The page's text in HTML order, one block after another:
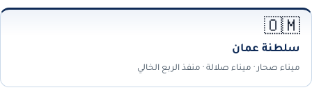
🇴🇲
سلطنة عمان
ميناء صحار · ميناء صلالة · منفذ الربع الخالي